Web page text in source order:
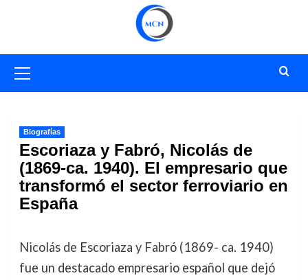
primario
Biografías
Escoriaza y Fabró, Nicolás de
(1869-ca. 1940). El empresario que
transformó el sector ferroviario en
España
Nicolás de Escoriaza y Fabró (1869- ca. 1940)
fue un destacado empresario español que dejó